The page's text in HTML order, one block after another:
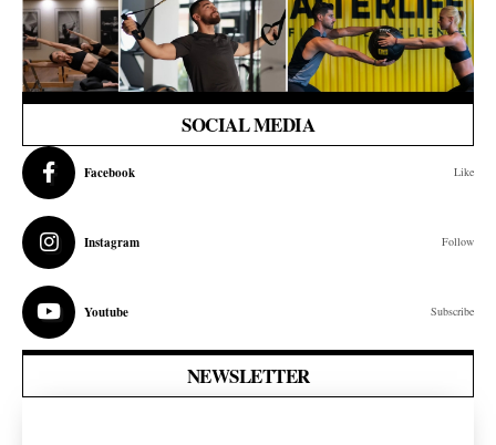
SOCIAL MEDIA
Facebook Like
Instagram Follow
Youtube Subscribe
NEWSLETTER